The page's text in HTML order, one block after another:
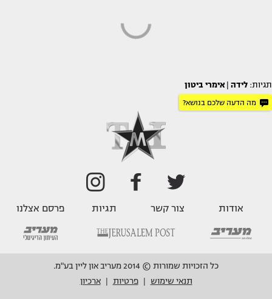
תגיות: לידה אימרי ביטון
מה הדעה שלכם בנושא?
אודות צור קשר תגיות פרסם אצלנו
כל הזכויות שמורות © 2014 מעריב און ליין בע"מ.
תנאי שימוש
פרטיות ארכיון